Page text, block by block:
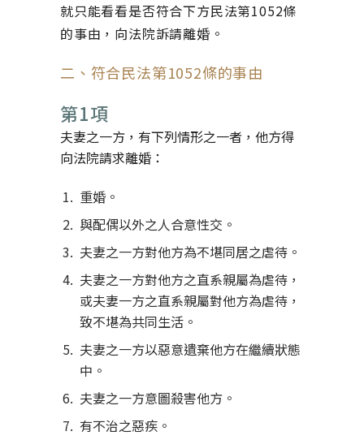
就只能看看是否符合下方民法第1052條
的事由，向法院訴請離婚。
二、符合民法第1052條的事由
第1項
夫妻之一方，有下列情形之一者，他方得
向法院請求離婚：
重婚。
與配偶以外之人合意性交。
夫妻之一方對他方為不堪同居之虐待。
夫妻之一方對他方之直系親屬為虐待，
或夫妻一方之直系親屬對他方為虐待，
致不堪為共同生活。
夫妻之一方以惡意遺棄他方在繼續狀態
中。
夫妻之一方意圖殺害他方。
有不治之惡疾。